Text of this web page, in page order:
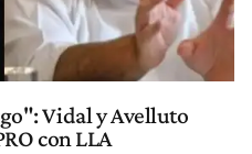
Vidal y Avelluto
con LLA